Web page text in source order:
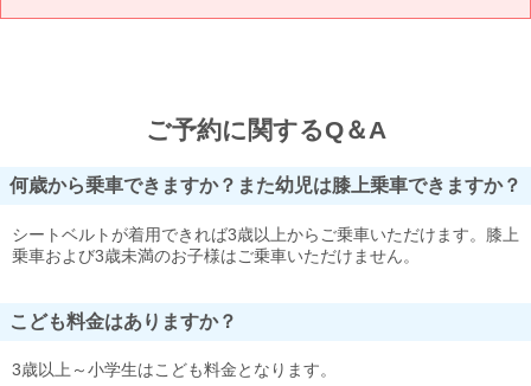
ご予約に関するQ＆A
何歳から乗車できますか？また幼児は膝上乗車できますか？
シートベルトが着用できれば3歳以上からご乗車いただけます。膝上
乗車および3歳未満のお子様はご乗車いただけません。
こども料金はありますか？
3歳以上～小学生はこども料金となります。